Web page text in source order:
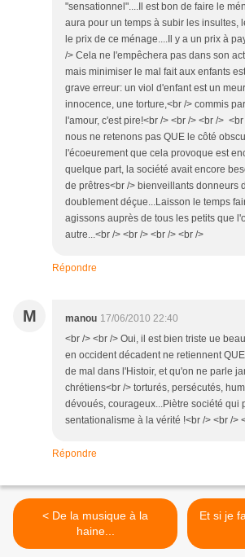
"sensationnel"....Il est bon de faire le
aura pour un temps à subir les insultes,
le prix de ce ménage....Il y a un prix à
/> Cela ne l'empêchera pas dans son
mais minimiser le mal fait aux enfants
grave erreur: un viol d'enfant est un
innocence, une torture,<br /> commis
l'amour, c'est pire!<br /> <br /> <br />
nous ne retenons pas QUE le côté
l'écoeurement que cela provoque est
quelque part, la société avait encore
de prêtres<br /> bienveillants donneurs
doublement déçue...Laisson le temps
agissons auprès de tous les petits que
autre...<br /> <br /> <br /> <br />
Répondre
M manou 17/06/2010 22:40
<br /> <br /> Oui, il est bien triste ue
en occident décadent ne retiennent
de mal dans l'Histoir, et qu'on ne parle
chrétiens<br /> torturés, persécutés,
dévoués, courageux...Piètre société qui
sentationalisme à la vérité !<br /> <br />
Répondre
< De la musique à la
haine...
Et si je